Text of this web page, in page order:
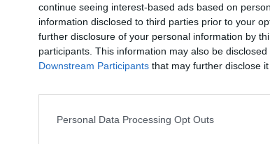
continue seeing interest-based ads based on
information disclosed to third parties prior to your
further disclosure of your personal information by
participants. This information may also be
Downstream Participants that may further disclose
Personal Data Processing Opt Outs